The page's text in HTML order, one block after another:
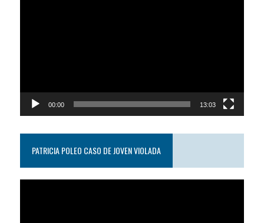
00:00 13:03
PATRICIA POLEO CASO DE JOVEN VIOLADA